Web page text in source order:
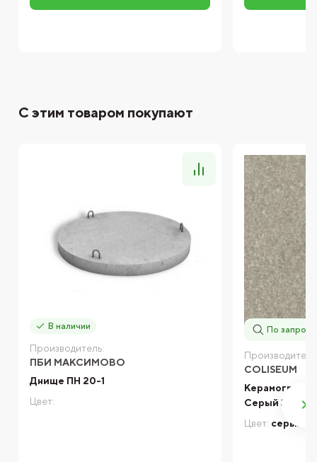
С этим товаром покупают
В наличии
Производитель:
ПБИ МАКСИМОВО
Днище ПН 20-1
Цвет:
По запросу
COLISEUM
Серый 30х30
Цвет: серый